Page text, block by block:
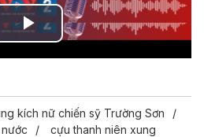
Play
kích nữ chiến sỹ Trường Sơn
cựu thanh niên xung